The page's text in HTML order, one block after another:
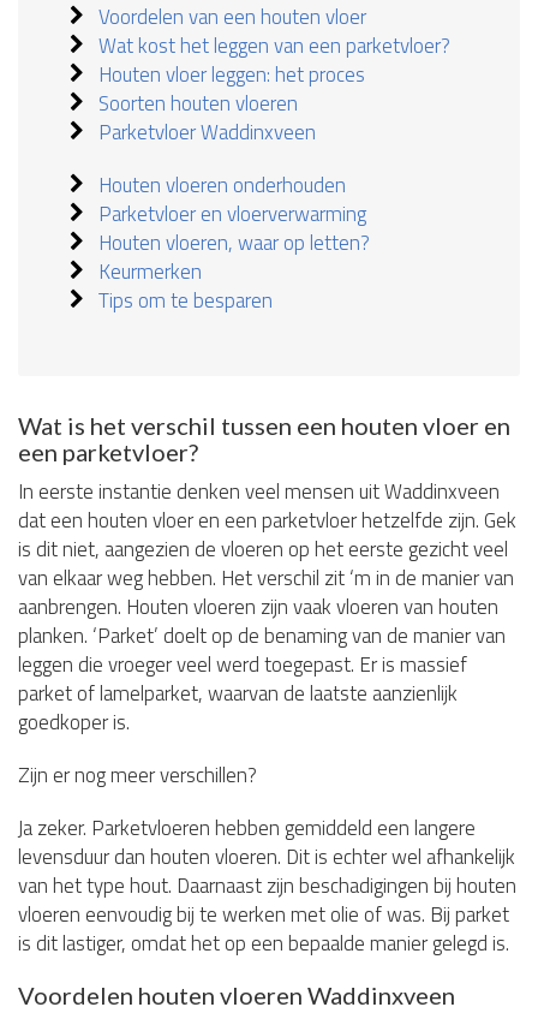
Voordelen van een houten vloer
Wat kost het leggen van een parketvloer?
Houten vloer leggen: het proces
Soorten houten vloeren
Parketvloer Waddinxveen
Houten vloeren onderhouden
Parketvloer en vloerverwarming
Houten vloeren, waar op letten?
Keurmerken
Tips om te besparen
Wat is het verschil tussen een houten vloer en
een parketvloer?
In eerste instantie denken veel mensen uit Waddinxveen
dat een houten vloer en een parketvloer hetzelfde zijn. Gek
is dit niet, aangezien de vloeren op het eerste gezicht veel
van elkaar weg hebben. Het verschil zit ‘m in de manier van
aanbrengen. Houten vloeren zijn vaak vloeren van houten
planken. ‘Parket’ doelt op de benaming van de manier van
leggen die vroeger veel werd toegepast. Er is massief
parket of lamelparket, waarvan de laatste aanzienlijk
goedkoper is.
Zijn er nog meer verschillen?
Ja zeker. Parketvloeren hebben gemiddeld een langere
levensduur dan houten vloeren. Dit is echter wel afhankelijk
van het type hout. Daarnaast zijn beschadigingen bij houten
vloeren eenvoudig bij te werken met olie of was. Bij parket
is dit lastiger, omdat het op een bepaalde manier gelegd is.
Voordelen houten vloeren Waddinxveen